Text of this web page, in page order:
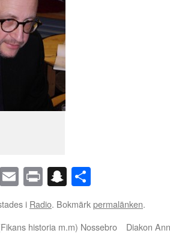
LinkedIn
EmailPrintSnapchat
i Radio. Bokmärkpermalänken.
historia m.m) Nossebro
Diakon